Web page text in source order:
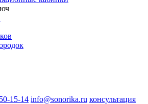
15-14 info@sonorika.ru консультация